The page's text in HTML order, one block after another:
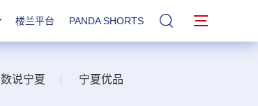
楼兰平台 PANDA SHORTS 站内搜索
数说宁夏 宁夏优品